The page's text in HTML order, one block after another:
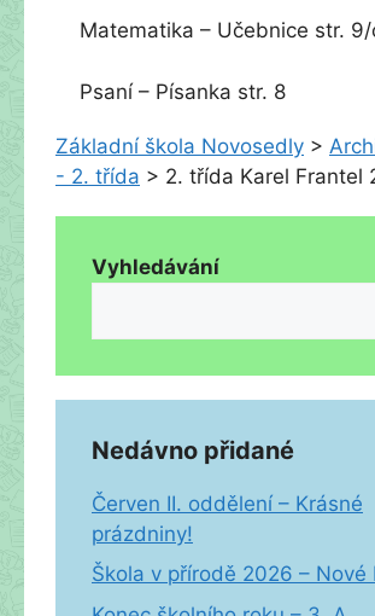
Matematika – Učebnice str. 9/
Psaní – Písanka str. 8
Základní škola Novosedly >
- 2. třída > 2. třída Karel Frantel
Vyhledávání
Nedávno přidané
Červen II. oddělení – Krásné
prázdniny!
Škola v přírodě 2026 – Nové